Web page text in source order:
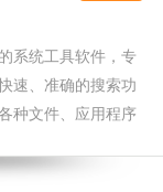
系统工具软件，专
速、准确的搜索功
种文件、应用程序
，为用户带来便捷